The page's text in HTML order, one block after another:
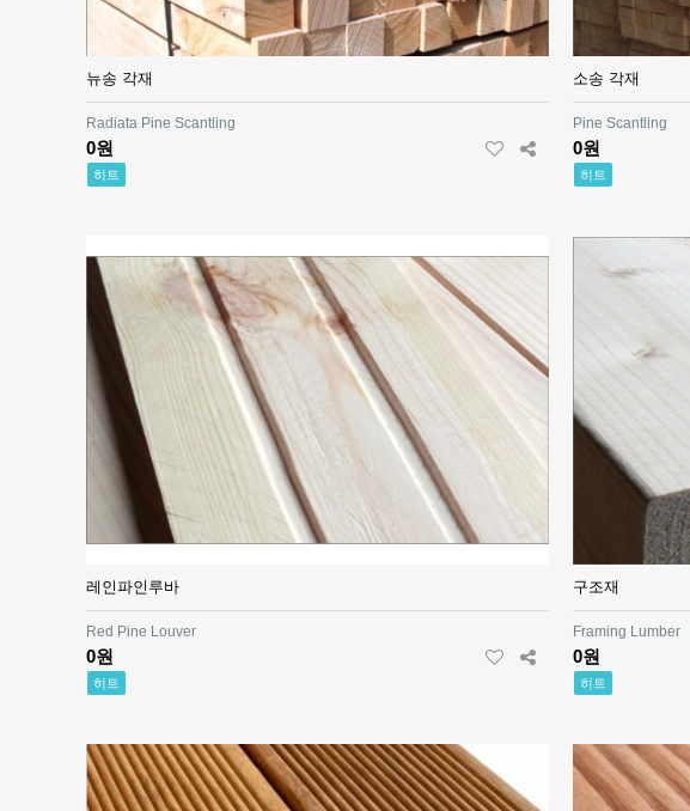
뉴송 각재
Radiata Pine Scantling
0원
히트
소송 각재
Pine Scantling
0원
히트
레인파인루바
Red Pine Louver
0원
히트
구조재
Framing Lumber
0원
히트